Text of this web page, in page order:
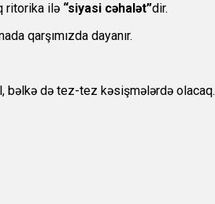
ritorika ilə “siyasi cəhalət”dir.
qarşımızda dayanır.
bəlkə də tez-tez kəsişmələrdə olacaq.